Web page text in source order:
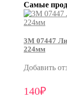
Самые
3М 07447
224мм
Добавить
140₽